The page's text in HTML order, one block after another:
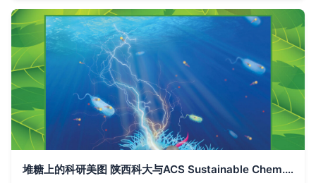
堆糖上的科研美图 陕西科大与ACS Sustainable Chem. Eng.插画的艺术魅力